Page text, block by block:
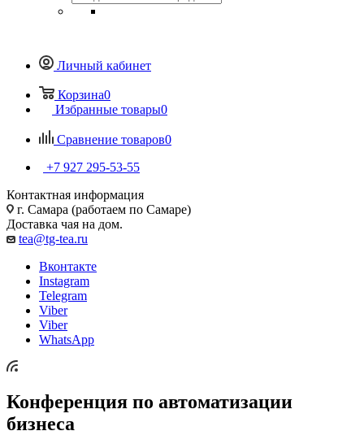
Личный кабинет
Корзина0
Избранные товары0
Сравнение товаров0
+7 927 295-53-55
Контактная информация
г. Самара (работаем по Самаре)
Доставка чая на дом.
tea@tg-tea.ru
Вконтакте
Instagram
Telegram
Viber
Viber
WhatsApp
Конференция по автоматизации
бизнеса